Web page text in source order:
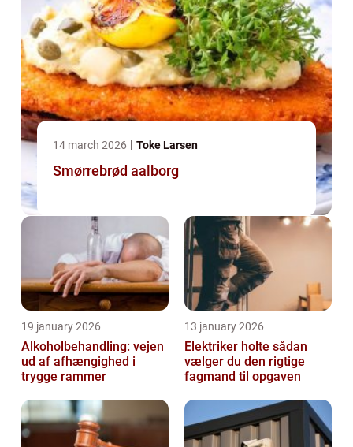
14 march 2026 Toke Larsen
Smørrebrød aalborg
19 january 2026
Alkoholbehandling: vejen
ud af afhængighed i
trygge rammer
13 january 2026
Elektriker holte sådan
vælger du den rigtige
fagmand til opgaven